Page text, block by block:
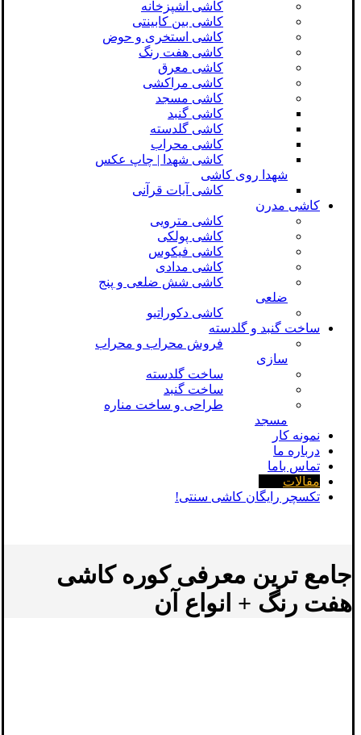
کاشی آشپزخانه
کاشی بین کابینتی
کاشی استخری و حوض
کاشی هفت رنگ
کاشی معرق
کاشی مراکشی
کاشی مسجد
کاشی گنبد
کاشی گلدسته
کاشی محراب
کاشی شهدا | چاپ عکس
شهدا روی کاشی
کاشی آیات قرآنی
کاشی مدرن
کاشی مترویی
کاشی پولکی
کاشی فیکوس
کاشی مدادی
کاشی شش ضلعی و پنج
ضلعی
کاشی دکوراتیو
ساخت گنبد و گلدسته
فروش محراب و محراب
سازی
ساخت گلدسته
ساخت گنبد
طراحی و ساخت مناره
مسجد
نمونه کار
درباره ما
تماس باما
مقالات
تکسچر رایگان کاشی سنتی!
جامع ترین معرفی کوره کاشی
هفت رنگ + انواع آن